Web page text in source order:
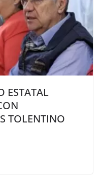
ESTATAL
TOLENTINO